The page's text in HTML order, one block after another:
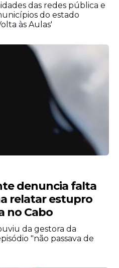
das redes pública e
do estado
às Aulas'
denuncia falta
relatar estupro
no Cabo
da gestora da
"não passava de